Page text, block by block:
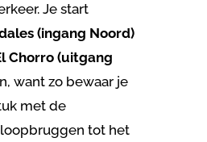
Je start
(ingang Noord)
Chorro (uitgang
want zo bewaar je
met de
tot het